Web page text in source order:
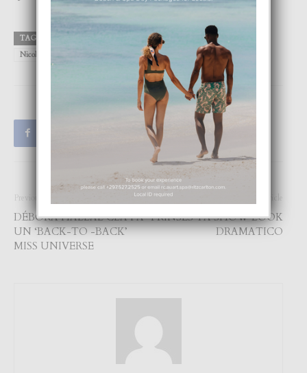
TAGS Greg Gregory
Nicolaas
Thijsen
Previous article
DÉBORA HALLAL CLA PA
UN ‘BACK-TO -BACK’
MISS UNIVERSE
PRINSES TA SHOW LOOK
DRAMATICO